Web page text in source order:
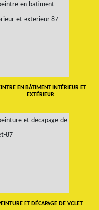
EN BÂTIMENT INTÉRIEUR ET
EXTÉRIEUR
ET DÉCAPAGE DE VOLET